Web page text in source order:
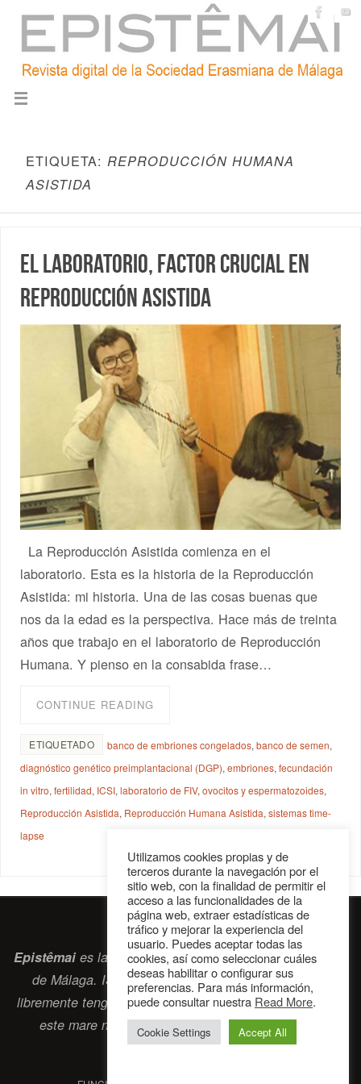
ETIQUETA: REPRODUCCIÓN HUMANA
ASISTIDA
El laboratorio, factor crucial en
Reproducción Asistida
La Reproducción Asistida comienza en el
laboratorio. Esta es la historia de la Reproducción
Asistida: mi historia. Una de las cosas buenas que
nos da la edad es la perspectiva. Hace más de treinta
años que trabajo en el laboratorio de Reproducción
Humana. Y pienso en la consabida frase…
CONTINUE READING
ETIQUETADO banco de embriones congelados,banco de semen,
diagnóstico genético preimplantacional (DGP),embriones,fecundación
in vitro,fertilidad, ICSI,laboratorio de FIV,ovocitos y espermatozoides,
Reproducción Asistida, Reproducción Humana Asistida,sistemas time-
lapse
Epistêmaies la revista digital de la Sociedad Erasmiana
de Málaga. ISSN 2697-2468. Bienvenidos cuantos
libremente tengan algo que intercambiar navegando por
este mare nostrumque es el océano erasmiano.
contacto@epistemai.es
Utilizamos cookies propias y de
terceros durante la navegación por el
sitio web, con la finalidad de permitir el
acceso a las funcionalidades de la
página web, extraer estadísticas de
tráfico y mejorar la experiencia del
usuario. Puedes aceptar todas las
cookies, así como seleccionar cuáles
deseas habilitar o configurar sus
preferencias. Para más información,
puede consultar nuestra Read More.
Cookie Settings Accept All